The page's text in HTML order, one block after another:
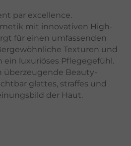
par excellence.
mit innovativen High-
für einen umfassenden
Texturen und
luxuriöses Pflegegefühl.
überzeugende Beauty-
glattes, straffes und
der Haut.